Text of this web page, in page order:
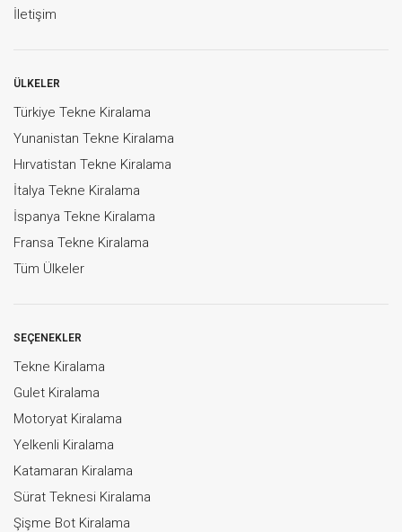
İletişim
ÜLKELER
Türkiye Tekne Kiralama
Yunanistan Tekne Kiralama
Hırvatistan Tekne Kiralama
İtalya Tekne Kiralama
İspanya Tekne Kiralama
Fransa Tekne Kiralama
Tüm Ülkeler
SEÇENEKLER
Tekne Kiralama
Gulet Kiralama
Motoryat Kiralama
Yelkenli Kiralama
Katamaran Kiralama
Sürat Teknesi Kiralama
Şişme Bot Kiralama